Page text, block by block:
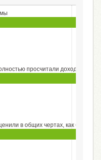
просчитали доходы и
в общих чертах, как будут